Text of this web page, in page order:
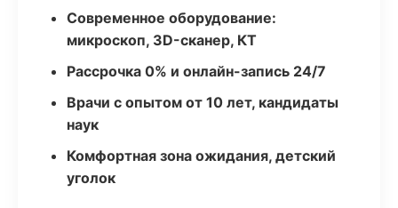
Современное оборудование:
микроскоп, 3D-сканер, КТ
Рассрочка 0% и онлайн-запись 24/7
Врачи с опытом от 10 лет, кандидаты
наук
Комфортная зона ожидания, детский
уголок